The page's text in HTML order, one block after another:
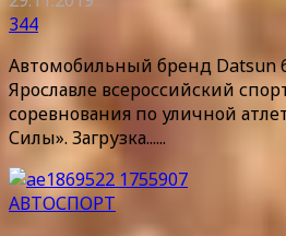
344
Автомобильный бренд Datsun
Ярославле всероссийский
соревнования по уличной
Силы». Загрузка......
АВТОСПОРТ